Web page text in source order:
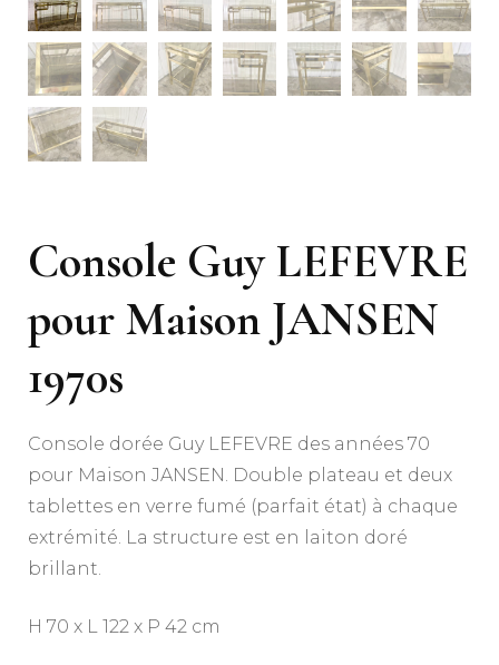
Console Guy LEFEVRE
pour Maison JANSEN
1970s
Console dorée Guy LEFEVRE des années 70
pour Maison JANSEN. Double plateau et deux
tablettes en verre fumé (parfait état) à chaque
extrémité. La structure est en laiton doré
brillant.
H 70 x L 122 x P 42 cm